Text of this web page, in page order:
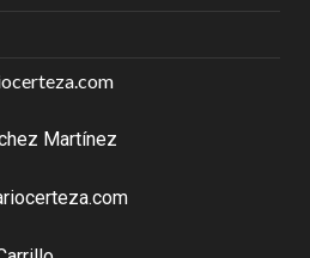
Martínez